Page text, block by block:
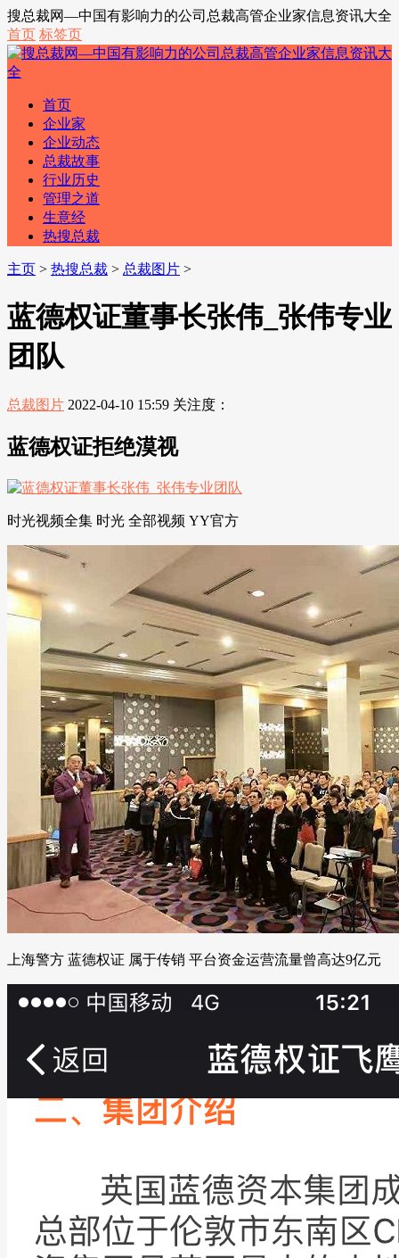
搜总裁网—中国有影响力的公司总裁高管企业家信息资讯大全
首页 标签页
首页
企业家
企业动态
总裁故事
行业历史
管理之道
生意经
热搜总裁
主页 > 热搜总裁 > 总裁图片 >
蓝德权证董事长张伟_张伟专业
团队
总裁图片 2022-04-10 15:59 关注度：
蓝德权证拒绝漠视
时光视频全集 时光 全部视频 YY官方
上海警方 蓝德权证 属于传销 平台资金运营流量曾高达9亿元